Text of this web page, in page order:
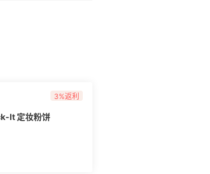
3%返利
】Kat Von D 官网 Lock-It 定妆粉饼